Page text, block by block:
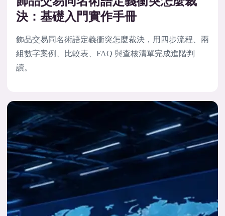
決：基礎入門實作手冊
飾品交易同名術語定義衝突怎麼裁決，用四步流程、兩
組數字案例、比較表、FAQ 與查核清單完成進階判
讀。